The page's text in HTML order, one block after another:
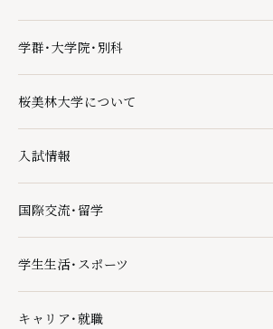
学群・大学院・別科
学群・大学院・別科の下層ページ一覧を開く
桜美林大学について
桜美林大学についての下層ページ一覧を開く
入試情報
入試情報の下層ページ一覧を開く
国際交流・留学
国際交流・留学の下層ページ一覧を開く
学生生活・スポーツ
学生生活・スポーツの下層ページ一覧を開く
キャリア・就職